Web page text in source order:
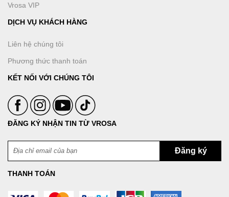
Vrosa VIP
DỊCH VỤ KHÁCH HÀNG
Liên hệ chúng tôi
Phương thức thanh toán
KẾT NỐI VỚI CHÚNG TÔI
ĐĂNG KÝ NHẬN TIN TỪ VROSA
THANH TOÁN